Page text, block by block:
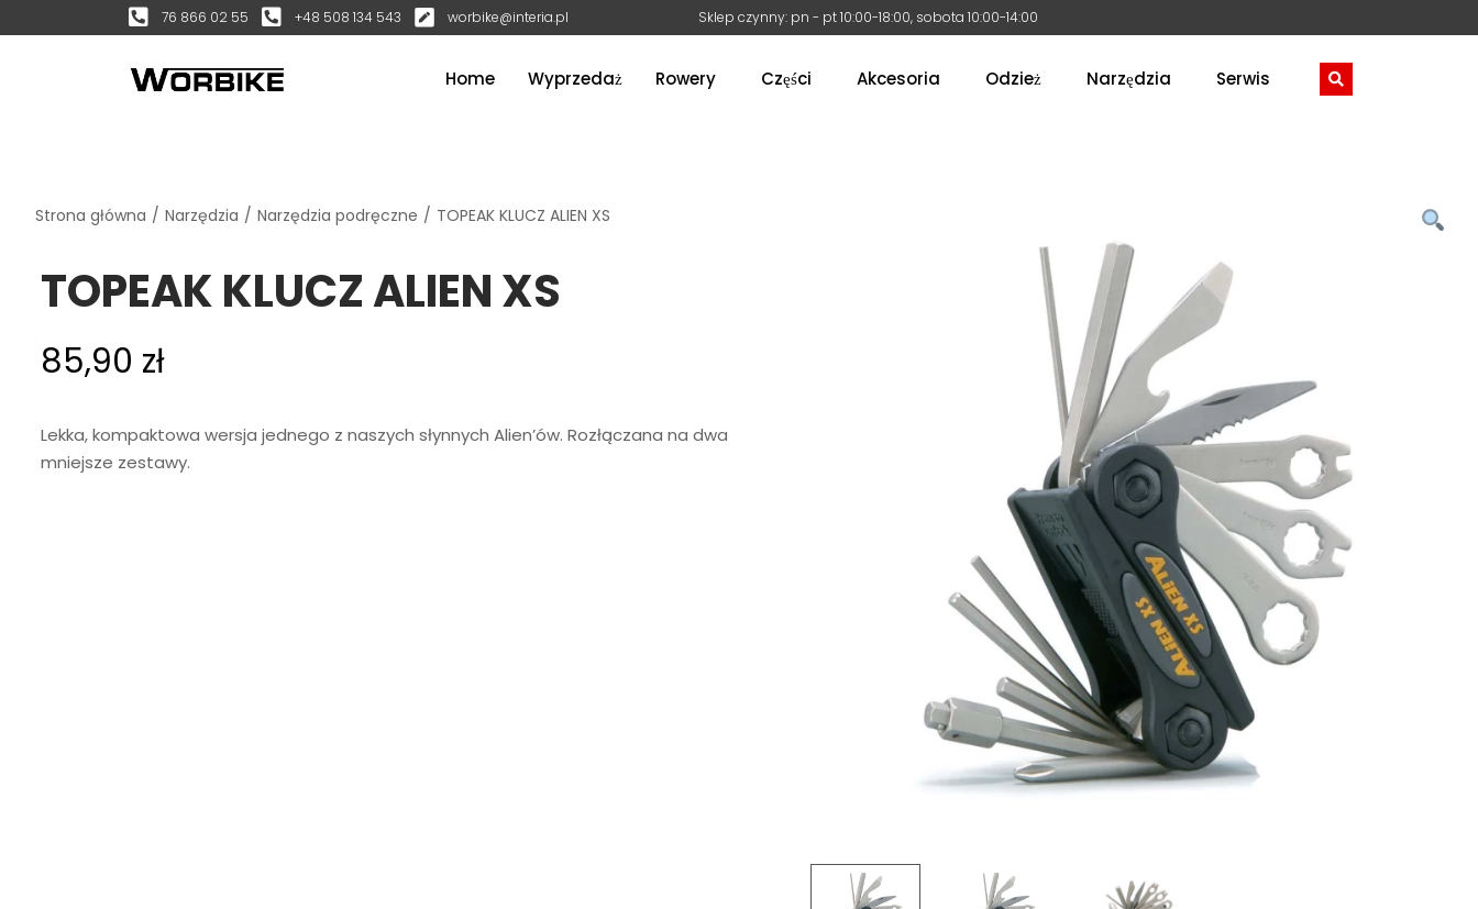
76 866 02 55 +48 508 134 543 worbike@interia.pl Sklep czynny: pn - pt 10:00-18:00, sobota 10:00-14:00
Home Wyprzedaż Rowery Części Akcesoria Odzież Narzędzia Serwis
Strona główna / Narzędzia / Narzędzia podręczne / TOPEAK KLUCZ ALIEN XS
TOPEAK KLUCZ ALIEN XS
85,90 zł
Lekka, kompaktowa wersja jednego z naszych słynnych Alien’ów. Rozłączana na dwa
mniejsze zestawy.